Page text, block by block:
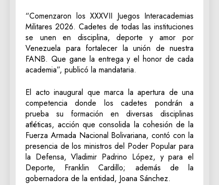
“Comenzaron los XXXVII Juegos Interacademias
Militares 2026. Cadetes de todas las instituciones
se unen en disciplina, deporte y amor por
Venezuela para fortalecer la unión de nuestra
FANB. Que gane la entrega y el honor de cada
academia”, publicó la mandataria.
El acto inaugural que marca la apertura de una
competencia donde los cadetes pondrán a
prueba su formación en diversas disciplinas
atléticas, acción que consolida la cohesión de la
Fuerza Armada Nacional Bolivariana, contó con la
presencia de los ministros del Poder Popular para
la Defensa, Vladimir Padrino López, y para el
Deporte, Franklin Cardillo; además de la
gobernadora de la entidad, Joana Sánchez.